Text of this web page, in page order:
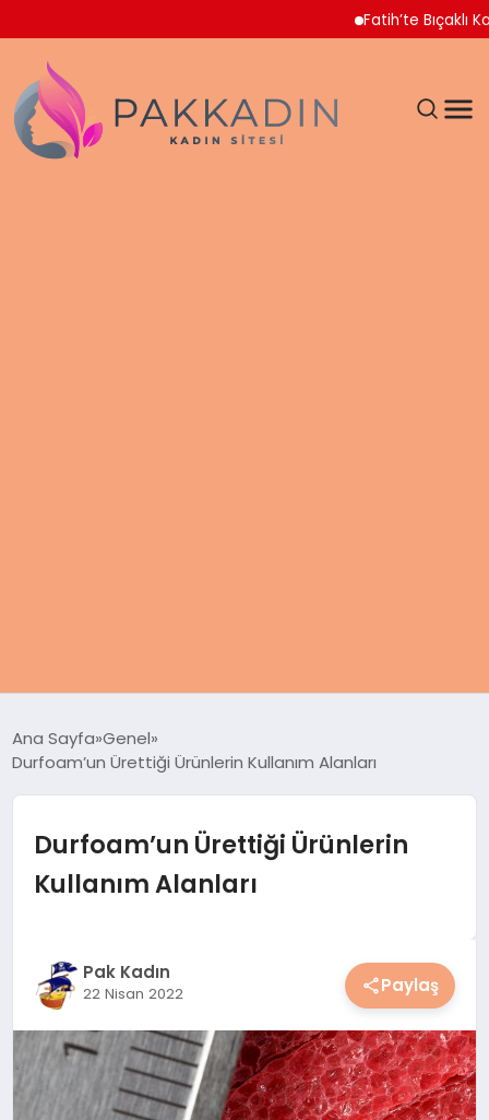
Fatih’te Bıçaklı Kavga
SAĞLIK
MAGAZIN
YAŞAM
YEMEK
Ana Sayfa Genel
Durfoam’un Ürettiği Ürünlerin Kullanım Alanları
Durfoam’un Ürettiği Ürünlerin
Kullanım Alanları
Pak Kadın
22 Nisan 2022 Paylaş